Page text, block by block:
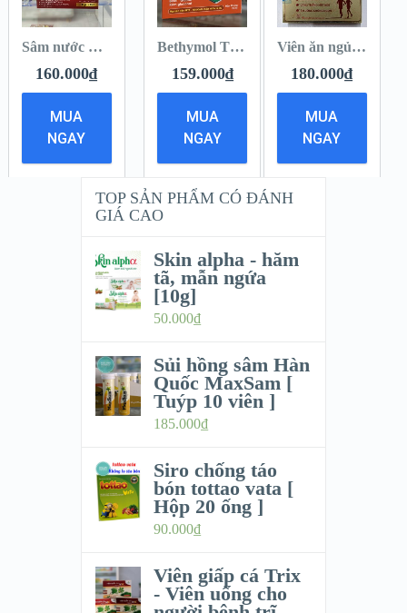
Sâm nước Đông trùng hạ thảo [Hộp 16 gói]
160.000₫
MUA
NGAY
Viên ăn ngủ ngon – Happy Health
180.000₫
MUA
NGAY
Bethymol Tăng cường sức đề kháng [ Hộp 20 ống ]
159.000₫
MUA
NGAY
TOP SẢN PHẨM CÓ ĐÁNH
GIÁ CAO
Skin alpha - hăm
tã, mẫn ngứa
[10g]
50.000₫
Sủi hồng sâm Hàn
Quốc MaxSam [
Tuýp 10 viên ]
185.000₫
Siro chống táo
bón tottao vata [
Hộp 20 ống ]
90.000₫
Viên giấp cá Trix
- Viên uống cho